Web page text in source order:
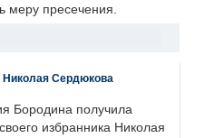
меру пресечения.
Сердюкова
Бородина получила
избранника Николая